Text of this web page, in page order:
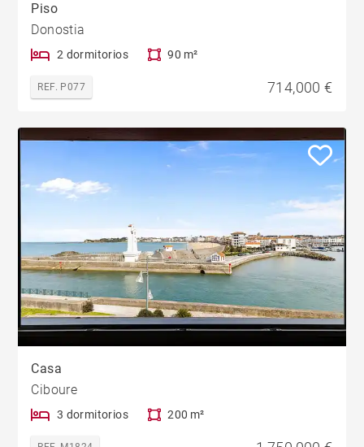
Piso
Donostia
2 dormitorios 90 m²
REF. P077 714,000 €
Casa
Ciboure
3 dormitorios 200 m²